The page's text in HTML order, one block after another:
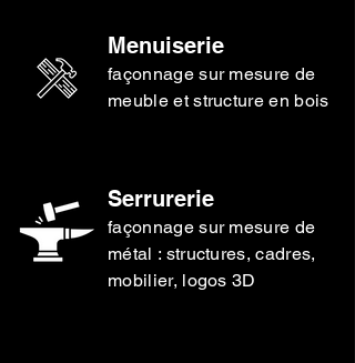
Menuiserie
façonnage sur mesure de
meuble et structure en bois
Serrurerie
façonnage sur mesure de
métal : structures, cadres,
mobilier, logos 3D